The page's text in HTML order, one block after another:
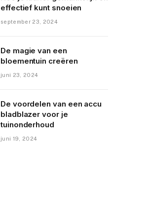
effectief kunt snoeien
september 23, 2024
De magie van een
bloementuin creëren
juni 23, 2024
De voordelen van een accu
bladblazer voor je
tuinonderhoud
juni 19, 2024